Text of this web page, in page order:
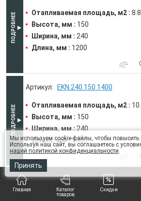
Главная
Каталог
товаров
Скидки
Отапливаемая площадь, м2 :
Высота, мм : 150
Ширина, мм : 240
Длина, мм : 1200
EKN.240.150.1400
Отапливаемая площадь, м2 :
Высота, мм : 150
Ширина, мм :240
Длина, мм :1400
EKN.240.150.1600
Отапливаемая площадь, м2 :
Мы используем cookie-файлы, чтобы повысить
Используя наш сайт, вы соглашаетесь с
нашей политикой конфиденциальности.
Принять